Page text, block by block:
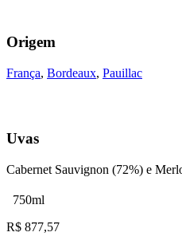
Origem
França, Bordeaux, Pauillac
Uvas
Cabernet Sauvignon (72%) e
750ml
R$ 877,57